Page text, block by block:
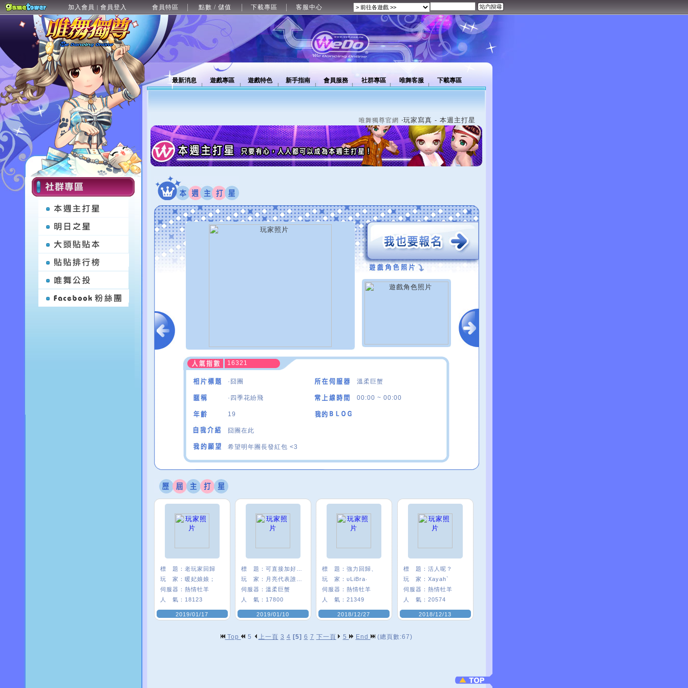
加入會員 | 會員登入 會員特區 點數 / 儲值 下載專區 客服中心
最新消息 遊戲專區 遊戲特色 新手指南 會員服務 社群專區 唯舞客服 下載專區
唯舞獨尊官網 ‧玩家寫真 - 本週主打星
16321
·囧團 溫柔巨蟹
·四季花紛飛 00:00 ~ 00:00
19
囧團在此
希望明年團長發紅包 <3
標 題： 老玩家回歸
玩 家： 暖妃娘娘；
伺服器： 熱情牡羊
人 氣： 18123
2019/01/17
標 題：
玩 家：
伺服器： 溫柔巨蟹
人 氣： 17800
2019/01/10
標 題： 強力回歸、
玩 家： υLiBra‧
伺服器： 熱情牡羊
人 氣： 21349
2018/12/27
標 題： 活人呢？
玩 家： Xayah`
伺服器： 熱情牡羊
人 氣： 20574
2018/12/13
Top 5 上一頁 3 4 [5] 6 7 下一頁 5 End (總頁數:67)